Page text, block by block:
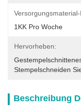
1KK Pro Woche
Hervorheben:
Stempelschneiden
Beschreibung